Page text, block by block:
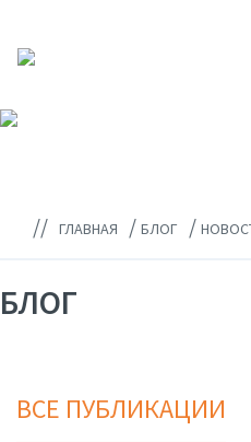
// ГЛАВНАЯ / БЛОГ /
БЛОГ
ВСЕ ПУБЛИКАЦИИ